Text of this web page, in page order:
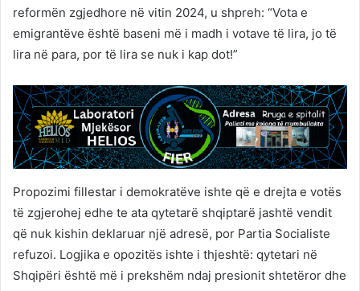
reformën zgjedhore në vitin 2024, u shpreh: “Vota e
emigrantëve është baseni më i madh i votave të lira, jo të
lira në para, por të lira se nuk i kap dot!”
Propozimi fillestar i demokratëve ishte që e drejta e votës
të zgjerohej edhe te ata qytetarë shqiptarë jashtë vendit
që nuk kishin deklaruar një adresë, por Partia Socialiste
refuzoi. Logjika e opozitës ishte i thjeshtë: qytetari në
Shqipëri është më i prekshëm ndaj presionit shtetëror dhe